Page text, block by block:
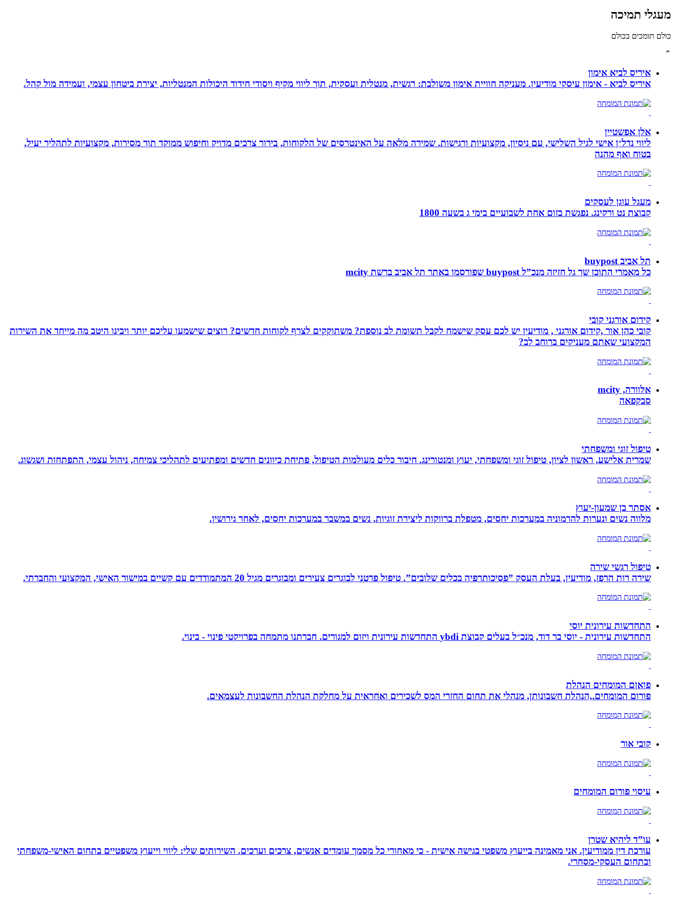
מעגלי תמיכה
כולם תומכים בכולם
⌃
איריס לביא אימון
איריס לביא - אימון עיסקי מודיעין. מעניקה חוויית אימון משולבת: רגשית, מנטלית ועסקית, תוך ליווי מקיף ויסודי חידוד היכולות המנטליות, יצירת ביטחון עצמי, ועמידה מול קהל.
אלן אפשטיין
ליווי נדל״ן אישי לגיל השלישי, עם ניסיון, מקצועיות ורגישות. שמירה מלאה על האינטרסים של הלקוחות, בירור צרכים מדויק וחיפוש ממוקד תוך מסירות, מקצועיות לתהליך יעיל,
בטוח ואף מהנה
מעגל עוגן לעסקים
קבוצת נט ורקינג. נפגשת בזום אחת לשבועיים בימי ג בשעה 1800
תל אביב buypost
כל מאמרי התוכן שך גל חזיזה מנכ”ל buypost שפורסמו באתר תל אביב ברשת mcity
קידום אורגני קובי
קובי כהן אור ,קידום אורגני , מודיעין יש לכם עסק שישמח לקבל תשומת לב נוספת? משתוקקים לצרף לקוחות חדשים? רוצים שישמעו עליכם יותר ויבינו היטב מה מייחד את השירות
המקצועי שאתם מעניקים ברוחב לב?
אלוורה, mcity
סבקפאה
טיפול זוגי ומשפחתי
שמרית אלישע, ראשון לציון, טיפול זוגי ומשפחתי, יעוץ ומנטורינג. חיבור כלים מעולמות הטיפול, פתיחת כיוונים חדשים ומפתיעים לתהליכי צמיחה, ניהול עצמי, התפתחות ושגשוג.
אסתר בן שמעון-יעוץ
מלווה נשים ונערות להרמוניה במערכות יחסים, מטפלת ברווקות ליצירת זוגיות, נשים במשבר במערכות יחסים, לאחר גירושין.
טיפול רגשי שירה
שירה רות הרפז, מודיעין, בעלת העסק ”פסיכותרפיה בכלים שלובים”. טיפול פרטני לבוגרים צעירים ומבוגרים מגיל 20 המתמודדים עם קשיים במישור האישי, המקצועי והחברתי.
התחדשות עירונית יוסי
התחדשות עירונית - יוסי בר דוד, מנכ״ל בעלים קבוצת ybdi התחדשות עירונית ויזום למגורים. חברתנו מתמחה בפרויקטי פינוי - בינוי.
פואןם המומחים הנהלת
פורום המומחים.,הנהלת חשבונותן, מנהלי את תחום החזרי המס לשכירים ואחראית על מחלקת הנהלת החשבונות לעצמאים.
קובי אור
עיסוי פורום המומחים
עו”ד ליהיא שטרן
עורכת דין ממודיעין. אני מאמינה בייעוץ משפטי בגישה אישית - כי מאחורי כל מסמך עומדים אנשים, צרכים וערכים. השירותים שלי: ליווי וייעוץ משפטיים בתחום האישי-משפחתי
ובתחום העסקי-מסחרי.